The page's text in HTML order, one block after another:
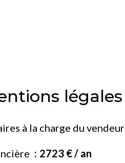
légales
à la charge du vendeur
2723 € / an